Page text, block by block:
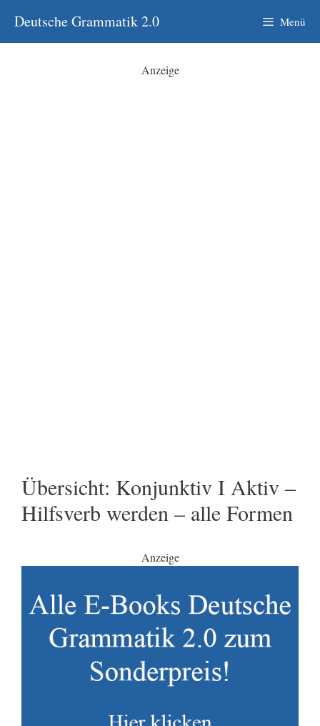
Inhalt
springen
Deutsche Grammatik 2.0 Menü
Anzeige
Übersicht: Konjunktiv I Aktiv –
Hilfsverb werden – alle Formen
Anzeige